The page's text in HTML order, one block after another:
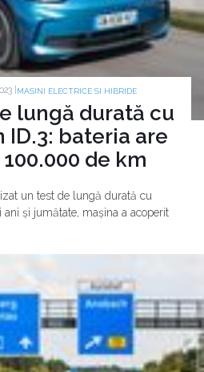
| MASINI ELECTRICE SI HIBRIDE
lungă durată cu
ID.3: bateria are
de km
un test de lungă durată cu
ani și jumătate, mașina a acoperit